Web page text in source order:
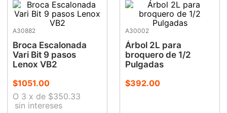
A30882
Broca Escalonada
Vari Bit 9 pasos
Lenox VB2
$1051.00
O 3 x de $350.33
sin intereses
A30002
Árbol 2L para
broquero de 1/2
Pulgadas
$392.00